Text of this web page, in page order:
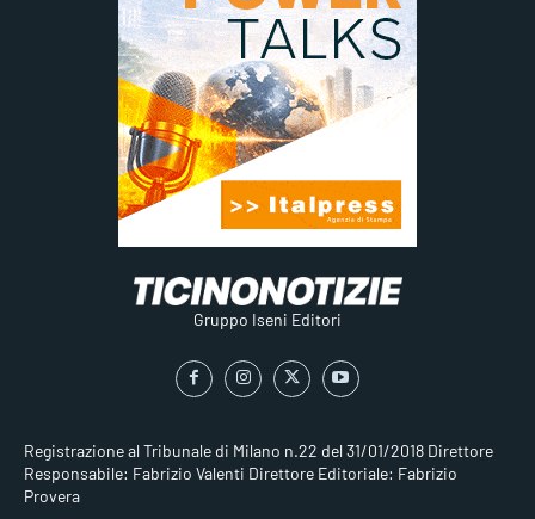
Gruppo Iseni Editori
Registrazione al Tribunale di Milano n.22 del 31/01/2018 Direttore
Responsabile: Fabrizio Valenti Direttore Editoriale: Fabrizio
Provera